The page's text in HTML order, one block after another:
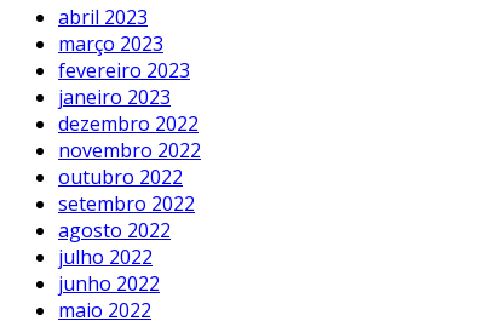
abril 2023
março 2023
fevereiro 2023
janeiro 2023
dezembro 2022
novembro 2022
outubro 2022
setembro 2022
agosto 2022
julho 2022
junho 2022
maio 2022